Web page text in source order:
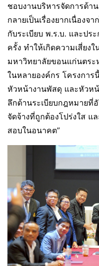
ชอบงานบริหารจัดการด้า
กลายเป็นเรื่องยากเนื่องจ
กับระเบียบ พ.ร.บ. และปร
ครั้ง ทำให้เกิดความเสี่ยง
มหาวิทยาลัยขอนแก่นตระ
ในหลายองค์กร โครงการ
หัวหน้างานพัสดุ และหัวหน้
ลึกด้านระเบียบกฎหมายที่
จัดจ้างที่ถูกต้องโปร่งใส แ
สอบในอนาคต”